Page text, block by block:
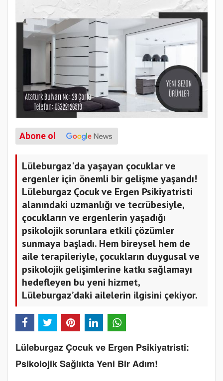
Abone ol
Lüleburgaz'da yaşayan çocuklar ve
ergenler için önemli bir gelişme yaşandı!
Lüleburgaz Çocuk ve Ergen Psikiyatristi
alanındaki uzmanlığı ve tecrübesiyle,
çocukların ve ergenlerin yaşadığı
psikolojik sorunlara etkili çözümler
sunmaya başladı. Hem bireysel hem de
aile terapileriyle, çocukların duygusal ve
psikolojik gelişimlerine katkı sağlamayı
hedefleyen bu yeni hizmet,
Lüleburgaz’daki ailelerin ilgisini çekiyor.
Lüleburgaz Çocuk ve Ergen Psikiyatristi:
Psikolojik Sağlıkta Yeni Bir Adım!